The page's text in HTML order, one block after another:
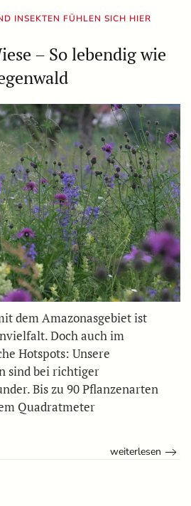
INSEKTEN FÜHLEN SICH HIER
– So lebendig wie
dem Amazonasgebiet ist
Doch auch im
Hotspots: Unsere
sind bei richtiger
Bis zu 90 Pflanzenarten
Quadratmeter
weiterlesen